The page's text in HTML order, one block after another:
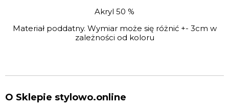
Akryl 50 %
Materiał poddatny. Wymiar może się różnić +- 3cm w
zależności od koloru
O Sklepie stylowo.online